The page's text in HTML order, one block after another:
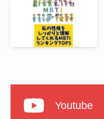
Youtube